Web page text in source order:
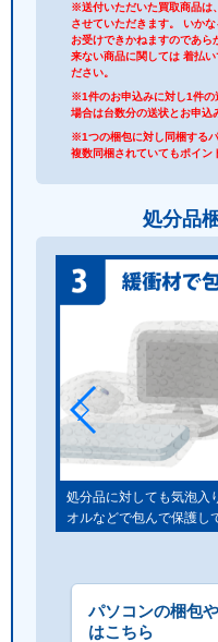
※送付いただいた買取商品は
させていただきます。 いか
お受けできかねますのであら
来ない商品に関しては 着払
ださい。
※1件のお申込みに対し1件の
場合は台数分の送状とお申込
※1つの梱包に対し同梱する
複数同梱されていてもポイン
処分品
処分品に対しても気泡入
オルなどで包んで保護し
パソコンの梱包
はこちら